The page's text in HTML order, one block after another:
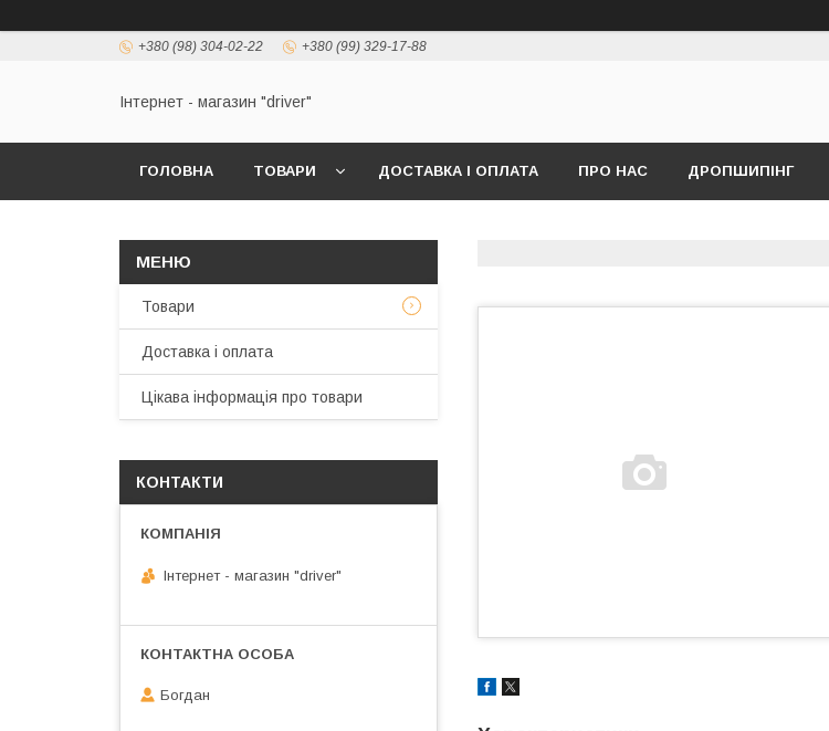
+380 (98) 304-02-22 +380 (99) 329-17-88
Інтернет - магазин "driver"
ГОЛОВНА ТОВАРИ ДОСТАВКА І ОПЛАТА ПРО НАС ДРОПШИПІНГ
Товари
Доставка і оплата
Цікава інформація про товари
КОНТАКТИ
Інтернет - магазин "driver"
Богдан